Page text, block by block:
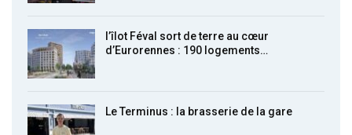
l’îlot Féval sort de terre au cœur
d’Eurorennes : 190 logements…
Le Terminus : la brasserie de la gare